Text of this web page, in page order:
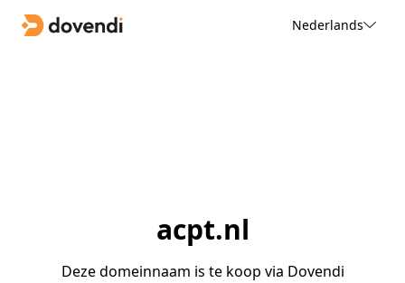
Nederlands
acpt.nl
Deze domeinnaam is te koop via Dovendi